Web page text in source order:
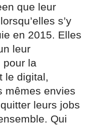
que leur
s’y
en 2015. Elles
leur
pour la
le digital,
mêmes envies
leurs jobs
Qui